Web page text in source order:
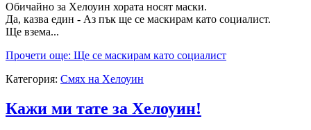
Обичайно за Хелоуин хората носят маски.
Да, казва един - Аз пък ще се маскирам като социалист.
Ще взема...
Прочети още: Ще се маскирам като социалист
Категория: Смях на Хелоуин
Кажи ми тате за Хелоуин!